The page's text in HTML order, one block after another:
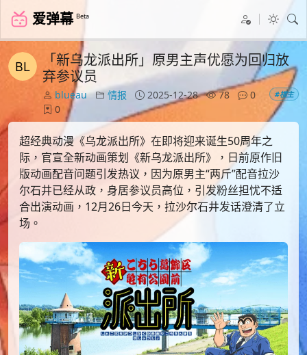
爱弹幕 Beta
「新乌龙派出所」原男主声优愿为回归放
弃参议员
blueau 情报 2025-12-28 78
0
0
#楼主
超经典动漫《乌龙派出所》在即将迎来诞生50周年之
际，官宣全新动画策划《新乌龙派出所》，日前原作旧
版动画配音问题引发热议，因为原男主“两斤”配音拉沙
尔石井已经从政，身居参议员高位，引发粉丝担忧不适
合出演动画，12月26日今天，拉沙尔石井发话澄清了立
场。